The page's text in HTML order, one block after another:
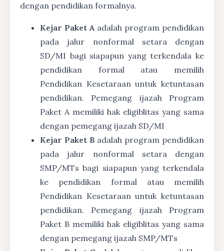
dengan pendidikan formalnya.
Kejar Paket A adalah program pendidikan
pada jalur nonformal setara dengan
SD/MI bagi siapapun yang terkendala ke
pendidikan formal atau memilih
Pendidikan Kesetaraan untuk ketuntasan
pendidikan. Pemegang ijazah Program
Paket A memiliki hak eligiblitas yang sama
dengan pemegang ijazah SD/MI
Kejar Paket B adalah program pendidikan
pada jalur nonformal setara dengan
SMP/MTs bagi siapapun yang terkendala
ke pendidikan formal atau memilih
Pendidikan Kesetaraan untuk ketuntasan
pendidikan. Pemegang ijazah Program
Paket B memiliki hak eligiblitas yang sama
dengan pemegang ijazah SMP/MTs